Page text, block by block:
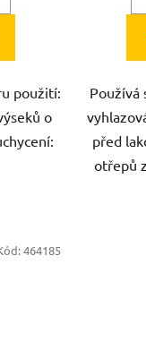
použití:
o
Používá
před
otřepů
464185